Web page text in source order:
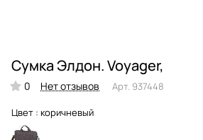
Сумка Элдон. Voyager,
0 Нет отзывов Арт. 937448
Цвет : коричневый